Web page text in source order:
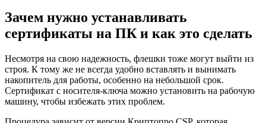
Зачем нужно устанавливать
сертификаты на ПК и как это сделать
Несмотря на свою надежность, флешки тоже могут выйти из
строя. К тому же не всегда удобно вставлять и вынимать
накопитель для работы, особенно на небольшой срок.
Сертификат с носителя-ключа можно установить на рабочую
машину, чтобы избежать этих проблем.